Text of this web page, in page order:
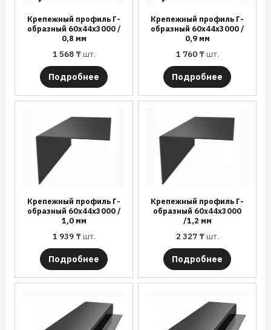
Крепежный профиль Г-
образный 60х44х3000 /
0,8 мм
1 568 ₸шт.
Подробнее
Крепежный профиль Г-
образный 60х44х3000 /
0,9 мм
1 760 ₸шт.
Подробнее
Крепежный профиль Г-
образный 60х44х3000 /
1,0 мм
1 939 ₸шт.
Подробнее
Крепежный профиль Г-
образный 60х44х3000
/1,2 мм
2 327 ₸шт.
Подробнее